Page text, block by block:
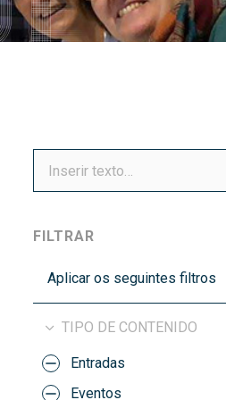
títulos
Recoñecementos de calidade
FILTRAR
Aplicar os seguintes filtros
TIPO DE CONTENIDO
Entradas
Eventos